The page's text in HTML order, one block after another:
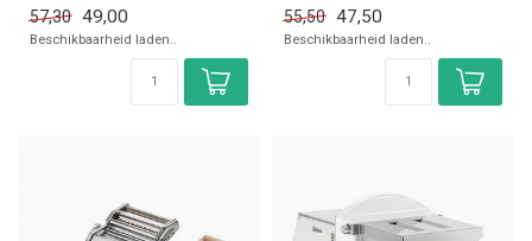
57,30 49,00
Beschikbaarheid laden..
55,50 47,50
Beschikbaarheid laden..